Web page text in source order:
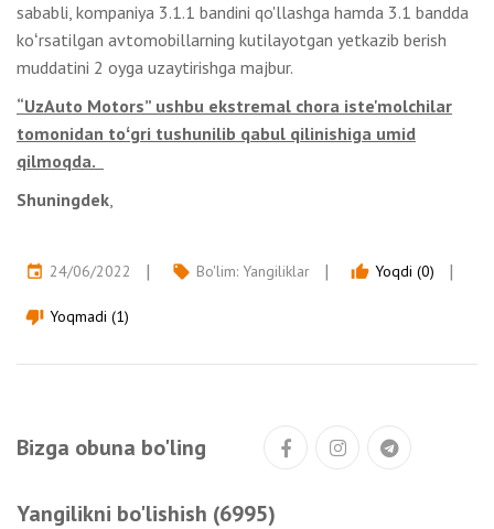
sababli, kompaniya 3.1.1 bandini qo'llashga hamda 3.1 bandda
koʻrsatilgan avtomobillarning kutilayotgan yetkazib berish
muddatini 2 oyga uzaytirishga majbur.
“UzAuto Motors” ushbu ekstremal chora iste'molchilar
tomonidan toʻgri tushunilib qabul qilinishiga umid
qilmoqda.
Shuningdek,
event 24/06/2022 local_offer Bo'lim: Yangiliklar thumb_up Yoqdi (0)
thumb_down Yoqmadi (1)
Bizga obuna bo'ling
Yangilikni bo'lishish (6995)